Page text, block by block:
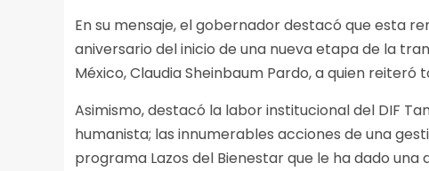
En su mensaje, el gobernador destacó que esta
aniversario del inicio de una nueva etapa de la
México, Claudia Sheinbaum Pardo, a quien
Asimismo, destacó la labor institucional del DIF
humanista; las innumerables acciones de una
programa Lazos del Bienestar que le ha dado